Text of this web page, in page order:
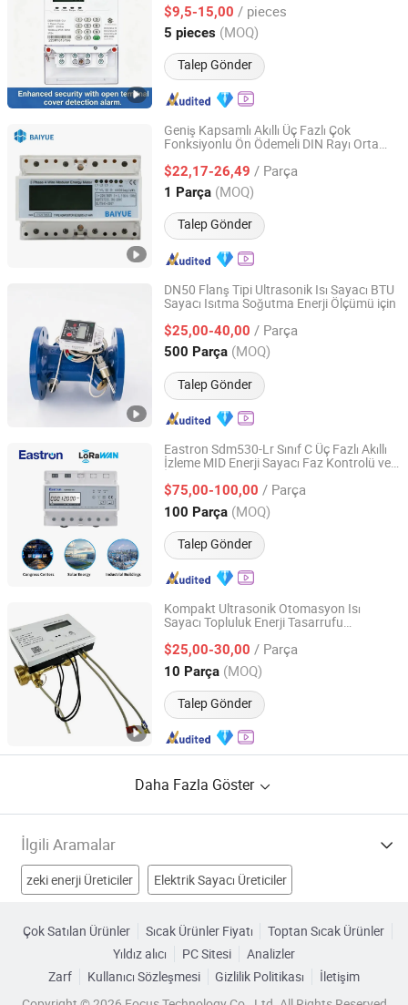
$9,5-15,00 / pieces
5 pieces (MOQ)
Talep Gönder
Zhejiang, China
Geniş Kapsamlı Akıllı Üç Fazlı Çok
Fonksiyonlu Ön Ödemeli DIN Rayı Orta
Enerji Sayacı
$22,17-26,49 / Parça
1 Parça (MOQ)
Talep Gönder
Baiyue Technology (Fujian) Group Co., Ltd.
Fujian, China Fiyat 2025
DN50 Flanş Tipi Ultrasonik Isı Sayacı BTU
Sayacı Isıtma Soğutma Enerji Ölçümü için
$25,00-40,00 / Parça
500 Parça (MOQ)
Talep Gönder
Shandong Ruiyang Instrument Technology Co., Ltd.
Shandong, China Fiyat 2026
Eastron Sdm530-Lr Sınıf C Üç Fazlı Akıllı
İzleme MID Enerji Sayacı Faz Kontrolü ve
$75,00-100,00 / Parça
100 Parça (MOQ)
Talep Gönder
Zhejiang Eastron Electronic Co., Ltd.
Zhejiang, China Fiyat 2026
Kompakt Ultrasonik Otomasyon Isı
Sayacı Topluluk Enerji Tasarrufu
$25,00-30,00 / Parça
10 Parça (MOQ)
Talep Gönder
Shandong Hetong Information Technology Co., Ltd.
Shandong, China Fiyat 2025
Daha Fazla Göster
İlgili Aramalar
zeki enerji Üreticiler Elektrik Sayacı Üreticiler
Güç Enerji Sayacı Fabrikalar akıllı enerji sayacı Fabrikalar
Çok Satılan Ürünler Sıcak Ürünler Fiyatı
Toptan Sıcak Ürünler
Yıldız alıcı
PC Sitesi
Analizler
Zarf
Kullanıcı Sözleşmesi Gizlilik Politikası
İletişim